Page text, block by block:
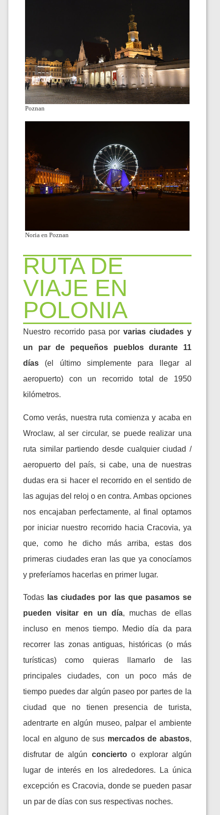
Poznan
Noria en Poznan
RUTA DE
VIAJE EN
POLONIA
Nuestro recorrido pasa porvarias ciudades y
un par de pequeños pueblos durante 11
días (el último simplemente para llegar al
aeropuerto) con un recorrido total de 1950
kilómetros.
Como verás, nuestra ruta comienza y acaba en
Wroclaw, al ser circular, se puede realizar una
ruta similar partiendo desde cualquier ciudad /
aeropuerto del país, si cabe, una de nuestras
dudas era si hacer el recorrido en el sentido de
las agujas del reloj o en contra. Ambas opciones
nos encajaban perfectamente, al final optamos
por iniciar nuestro recorrido hacia Cracovia, ya
que, como he dicho más arriba, estas dos
primeras ciudades eran las que ya conocíamos
y preferíamos hacerlas en primer lugar.
Todas las ciudades por las que pasamos se
pueden visitar en un día, muchas de ellas
incluso en menos tiempo. Medio día da para
recorrer las zonas antiguas, históricas (o más
turísticas) como quieras llamarlo de las
principales ciudades, con un poco más de
tiempo puedes dar algún paseo por partes de la
ciudad que no tienen presencia de turista,
adentrarte en algún museo, palpar el ambiente
local en alguno de sus mercados de abastos,
disfrutar de algún conciertoo explorar algún
lugar de interés en los alrededores. La única
excepción es Cracovia, donde se pueden pasar
un par de días con sus respectivas noches.